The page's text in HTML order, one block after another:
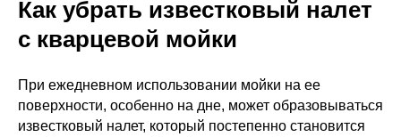
Как убрать известковый налет
с кварцевой мойки
При ежедневном использовании мойки на ее
поверхности, особенно на дне, может образовываться
известковый налет, который постепенно становится